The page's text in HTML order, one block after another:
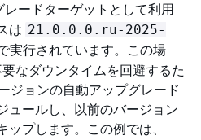
レードターゲットとして利用
は 21.0.0.0.ru-2025-
実行されています。この場
なダウンタイムを回避するた
ジョンの自動アップグレード
ュールし、以前のバージョン
プします。この例では、